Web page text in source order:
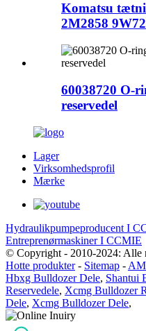
Komatsu
2M2858
60038720 O-
reservedel
Lager
Virksomhedsprofil
Mærke
Hydraulikpumpeproducent I
Entreprenørmaskiner I CCMIE
© Copyright - 2010-2024: Alle
Hotte produkter- Sitemap -
Hbxg Bulldozer Dele, Shantui
Reservedele, Xcmg Bulldozer
Dele, Xcmg Bulldozer Dele,